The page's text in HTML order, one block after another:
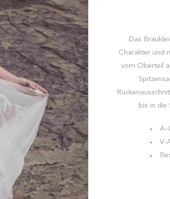
Das
Charakter und
vom Oberteil
bis in die
A-
V-